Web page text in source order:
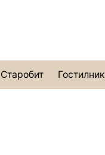
Старобит Гостилник